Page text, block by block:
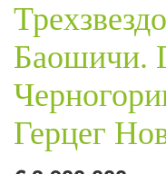
Баошичи.
Герцег